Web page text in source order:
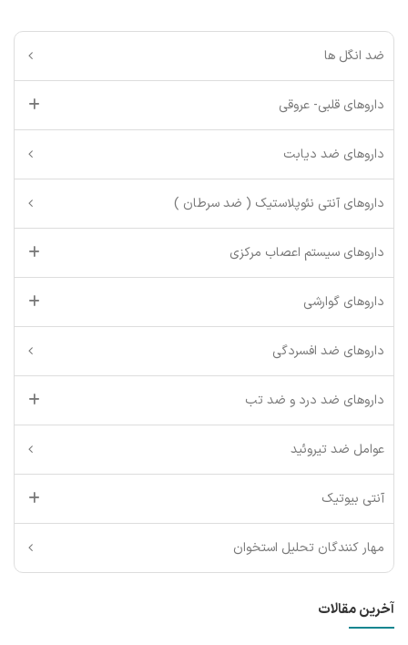
ضد انگل ها
داروهای قلبی- عروقی
داروهای ضد دیابت
داروهای آنتی نئوپلاستیک ( ضد سرطان )
داروهای سیستم اعصاب مرکزی
داروهای گوارشی
داروهای ضد افسردگی
داروهای ضد درد و ضد تب
عوامل ضد تیروئید
آنتی بیوتیک
مهار کنندگان تحلیل استخوان
آخرین مقالات